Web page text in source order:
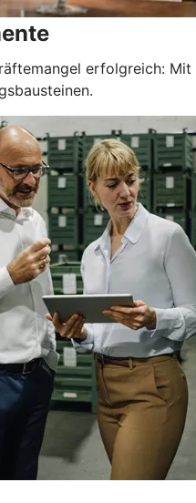
erfolgreich: Mit